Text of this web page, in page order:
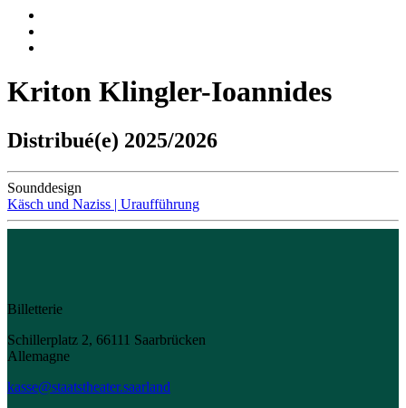
Kriton Klingler-Ioannides
Distribué(e) 2025/2026
Sounddesign
Käsch und Naziss | Uraufführung
Billetterie
Schillerplatz 2, 66111 Saarbrücken
Allemagne
kasse@staatstheater.saarland